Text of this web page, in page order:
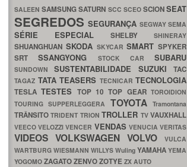
SALEENSAMSUNGSATURN SCC SCEO SCIONSEAT
SEGREDOSSEGURANÇA SEGWAYSEMA
SÉRIE ESPECIAL SHELBY SHINERAY
SHUANGHUAN SKODA SKYCARSMART SPYKER
SRTSSANGYONG STOCK CAR SUBARU
SUNDOWNSUSTENTABILIDADE SUZUKITAC
TAGAZ TATA TEASERS TECNICAR TECNOLOGIA
TESLATESTES TOP 10TOP GEARTOROIDION
TOURING SUPPERLEGGERA TOYOTATramontana
TRÂNSITOTRIDENT TRIONTROLLER TVVAUXHALL
VEECOVELOZZIVENCER VENDAS VENUCIAVERITAS
VIDEOS VOLKSWAGEN VOLVO
VULCA
WARTBURG WIESMANN WILLYS Wuling YAMAHA YEMA
YOGOMO ZAGATOZENVOZOTYE ZX AUTO